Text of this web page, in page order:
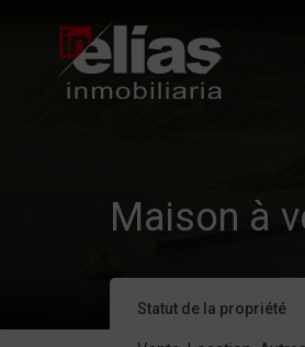
Maison à
Statut de la propriété